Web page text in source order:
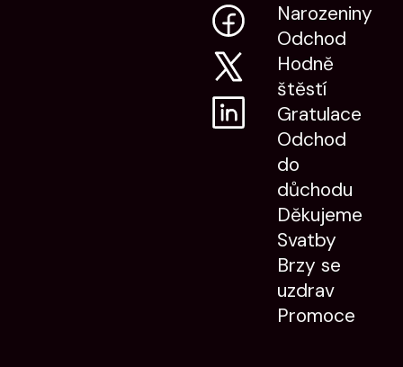
Narozeniny
Odchod
Hodně
štěstí
Gratulace
Odchod
do
důchodu
Děkujeme
Svatby
Brzy se
uzdrav
Promoce